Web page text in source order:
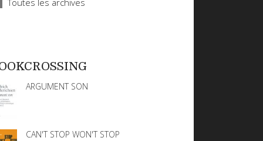
ARGUMENT SON
CAN'T STOP WON'T STOP